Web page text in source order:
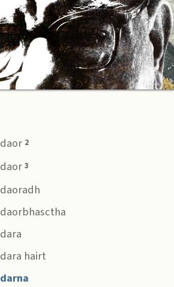
daor 2
daor3
daoradh
daorbhasctha
dara
dara hairt
darna